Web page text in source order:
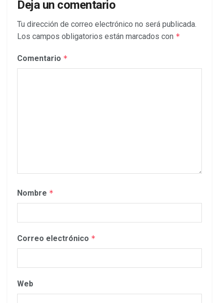
Deja un comentario
Tu dirección de correo electrónico no será publicada.
Los campos obligatorios están marcados con *
Comentario *
Nombre *
Correo electrónico *
Web